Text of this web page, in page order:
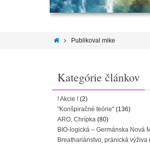
Publikoval mike
Kategórie článkov
! Akcie ! (2)
"Konšpiračné teórie" (136)
ARO, Chrípka (80)
BIO-logická – Germánska Nová
Breathariánstvo, pránická výživa